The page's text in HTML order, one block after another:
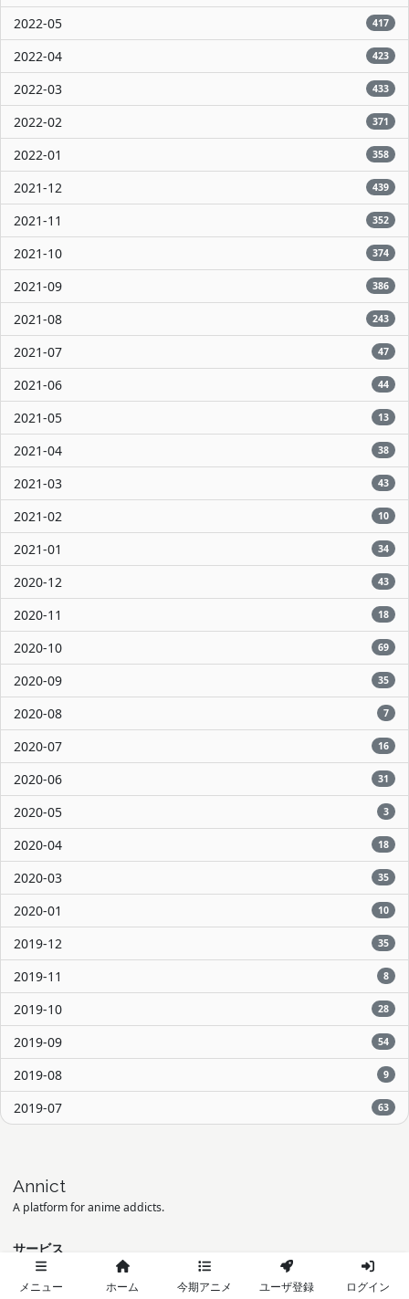
2022-05 417
2022-04 423
2022-03 433
2022-02 371
2022-01 358
2021-12 439
2021-11 352
2021-10 374
2021-09 386
2021-08 243
2021-07 47
2021-06 44
2021-05 13
2021-04 38
2021-03 43
2021-02 10
2021-01 34
2020-12 43
2020-11 18
2020-10 69
2020-09 35
2020-08 7
2020-07 16
2020-06 31
2020-05 3
2020-04 18
2020-03 35
2020-01 10
2019-12 35
2019-11 8
2019-10 28
2019-09 54
2019-08 9
2019-07 63
Annict
A platform for anime addicts.
サービス
Annict Userland
メニュー ホーム 今期アニメ ユーザ登録 ログイン